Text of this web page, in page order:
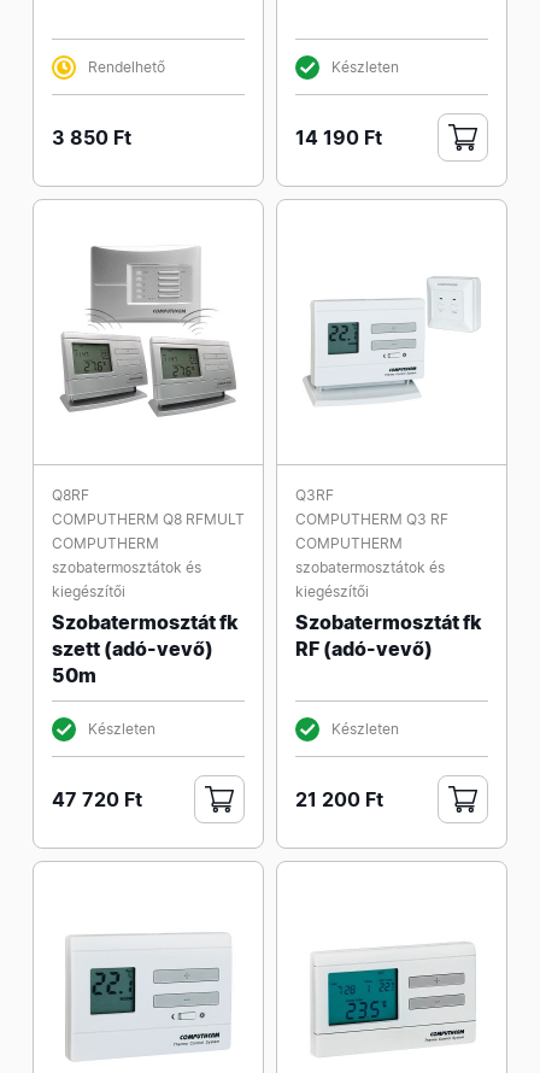
Rendelhető
3 850 Ft
Készleten
14 190 Ft
Q8RF
COMPUTHERM Q8 RFMULT
COMPUTHERM
szobatermosztátok és
kiegészítői
Szobatermosztát fk
szett (adó-vevő)
50m
Készleten
47 720 Ft
Q3RF
COMPUTHERM Q3 RF
COMPUTHERM
szobatermosztátok és
kiegészítői
Szobatermosztát fk
RF (adó-vevő)
Készleten
21 200 Ft